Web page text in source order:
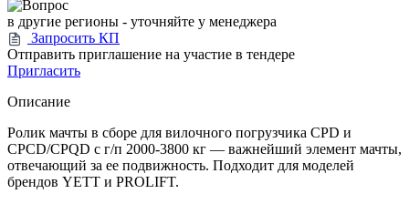
в другие регионы - уточняйте у менеджера
Запросить КП
Отправить приглашение на участие в тендере
Пригласить
Описание
Ролик мачты в сборе для вилочного погрузчика CPD и
CPCD/CPQD с г/п 2000-3800 кг — важнейший элемент мачты,
отвечающий за ее подвижность. Подходит для моделей
брендов YETT и PROLIFT.